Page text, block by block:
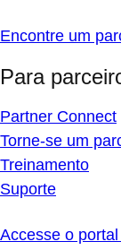
Encontre um
Para
Partner Connect
Torne-se um
Treinamento
Suporte
Accesse o